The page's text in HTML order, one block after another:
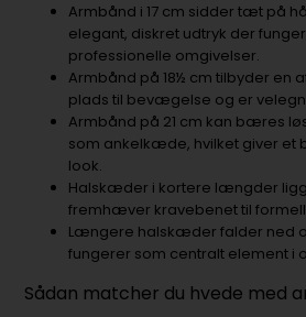
Armbånd i 17 cm sidder tæt på
elegant, diskret udtryk der
professionelle omgivelser.
Armbånd på 18½ cm tilbyder en
plads til bevægelse og er
Armbånd på 21 cm kan bæres
som ankelkæde, hvilket giver et
look.
Halskæder i kortere længder
fremhæver kravebenet til
Længere halskæder falder ned
fungerer som centralt element i
Sådan matcher du hvede med